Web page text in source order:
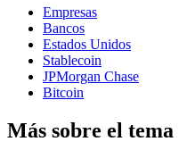
Empresas
Bancos
Estados Unidos
Stablecoin
JPMorgan Chase
Bitcoin
Más sobre el tema